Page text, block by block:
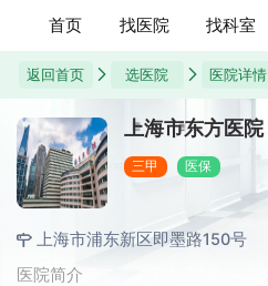
首页 找医院 找科室
返回首页 选医院 医院详情
上海市东方医院
三甲 医保
上海市浦东新区即墨路150号
医院简介